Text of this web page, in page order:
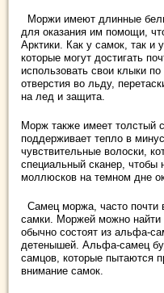
Моржи имеют длинные
для оказания им помощи,
Арктики. Как у самок, так и
которые могут достигать
использовать свои клыки
отверстия во льду,
на лед и защита.
Морж также имеет толстый
поддерживает тепло в
чувствительные волоски,
специальный сканер,
моллюсков на темном дне
Самец моржа, часто почти
самки. Моржей можно найти
обычно состоят из альфа-
детенышей. Альфа-самец
самцов, которые пытаются
внимание самок.